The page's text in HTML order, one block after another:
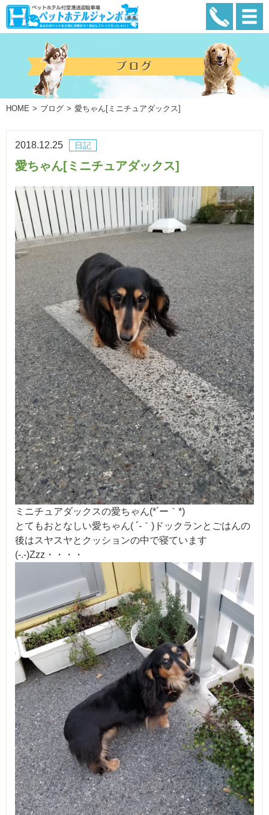
HOME ブログ 愛ちゃん[ミニチュアダックス]
日記
2018.12.25
愛ちゃん[ミニチュアダックス]
ミニチュアダックスの愛ちゃん(*´ー｀*)
とてもおとなしい愛ちゃん( ´-｀)ドックランとごはんの
後はスヤスヤとクッションの中で寝ています
(-.-)Zzz・・・・